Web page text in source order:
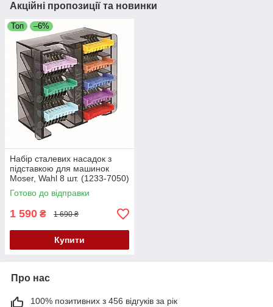
Акційні пропозиції та новинки
Топ –6%
Набір сталевих насадок з
підставкою для машинок
Moser, Wahl 8 шт. (1233-7050)
3027903
Готово до відправки
1 590 ₴ 1 690 ₴
Купити
Про нас
100% позитивних з 456 відгуків за рік